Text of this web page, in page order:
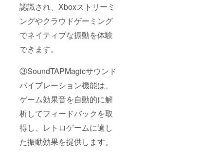
認識され、Xboxストリーミ
ングやクラウドゲーミング
でネイティブな振動を体験
できます。
③SoundTAPMagicサウンド
バイブレーション機能は、
ゲーム効果音を自動的に解
析してフィードバックを取
得し、レトロゲームに適し
た振動効果を提供します。